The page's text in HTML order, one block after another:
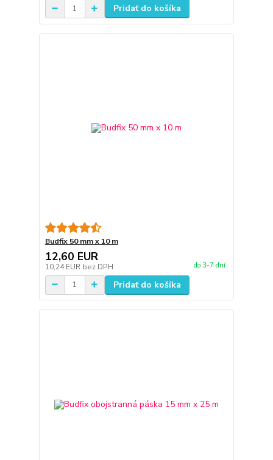
Pridať do košíka
Budfix 50 mm x 10 m
12,60 EUR
10,24 EUR bez DPH do 3-7 dní
Pridať do košíka